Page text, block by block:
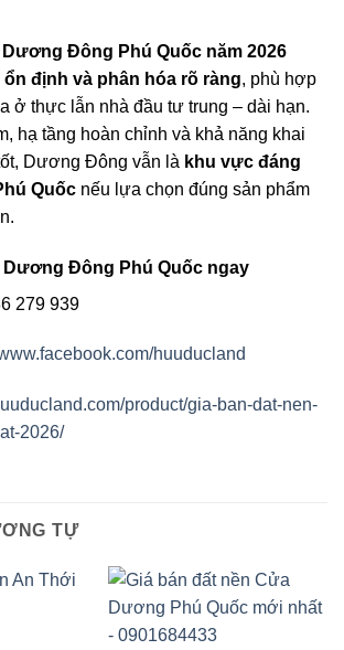
Đông Phú Quốc năm 2026
ổn định và phân hóa rõ ràng, phù hợp
ở thực lẫn nhà đầu tư trung – dài hạn.
hạ tầng hoàn chỉnh và khả năng khai
Dương Đông vẫn là khu vực đáng
Quốc nếu lựa chọn đúng sản phẩm
Dương Đông Phú Quốc ngay
279 939
huuducland
product/gia-ban-dat-nen-
2026/
TỰ